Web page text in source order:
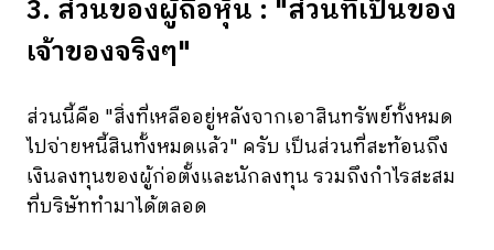
3. ส่วนของผู้ถือหุ้น : "ส่วนที่เป็นของ
เจ้าของจริงๆ"
ส่วนนี้คือ "สิ่งที่เหลืออยู่หลังจากเอาสินทรัพย์ทั้งหมด
ไปจ่ายหนี้สินทั้งหมดแล้ว" ครับ เป็นส่วนที่สะท้อนถึง
เงินลงทุนของผู้ก่อตั้งและนักลงทุน รวมถึงกำไรสะสม
ที่บริษัททำมาได้ตลอด